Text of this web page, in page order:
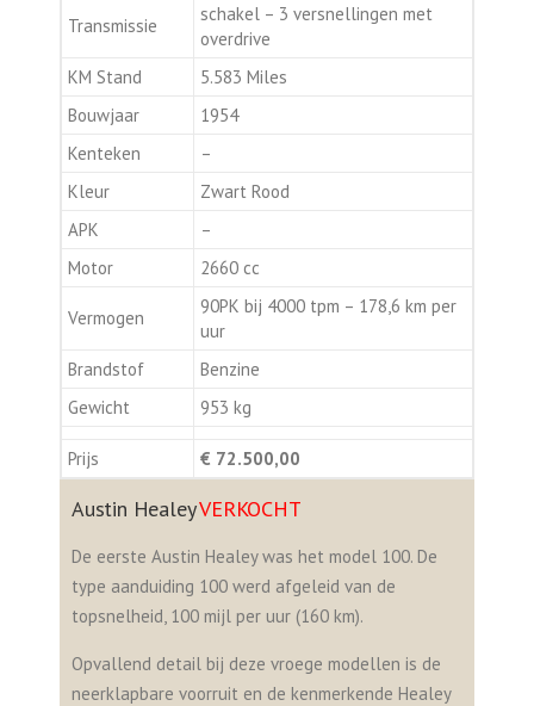
Transmissie
schakel – 3 versnellingen met
overdrive
KM Stand
5.583 Miles
Bouwjaar
1954
Kenteken
–
Kleur
Zwart Rood
APK
–
Motor
2660 cc
Vermogen
90PK bij 4000 tpm – 178,6 km per
uur
Brandstof
Benzine
Gewicht
953 kg
Prijs € 72.500,00
Austin HealeyVERKOCHT
De eerste Austin Healey was het model 100. De
type aanduiding 100 werd afgeleid van de
topsnelheid, 100 mijl per uur (160 km).
Opvallend detail bij deze vroege modellen is de
neerklapbare voorruit en de kenmerkende Healey